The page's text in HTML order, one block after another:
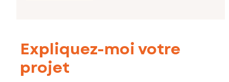
Expliquez-moi votre
projet